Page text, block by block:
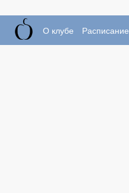
О клубе Расписание